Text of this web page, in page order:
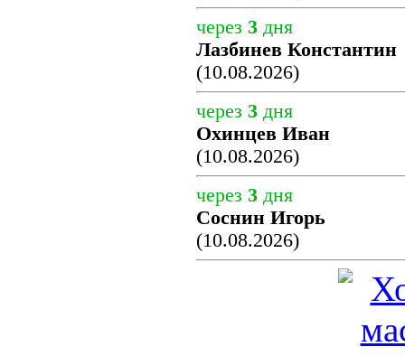
через 3 дня
Лазбинев Константин
(10.08.2026)
через 3 дня
Охинцев Иван
(10.08.2026)
через 3 дня
Соснин Игорь
(10.08.2026)